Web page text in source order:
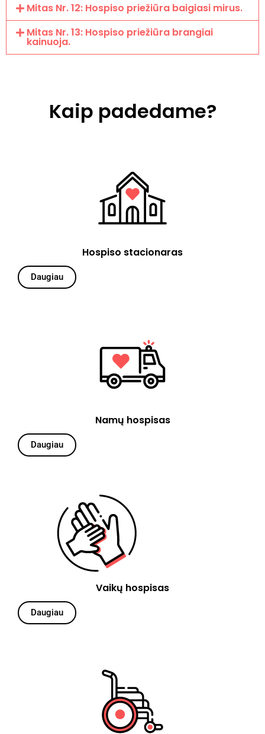
Mitas Nr. 12: Hospiso priežiūra baigiasi mirus.
Mitas Nr. 13: Hospiso priežiūra brangiai
kainuoja.
Kaip padedame?
Hospiso stacionaras
Daugiau
Namų hospisas
Daugiau
Vaikų hospisas
Daugiau